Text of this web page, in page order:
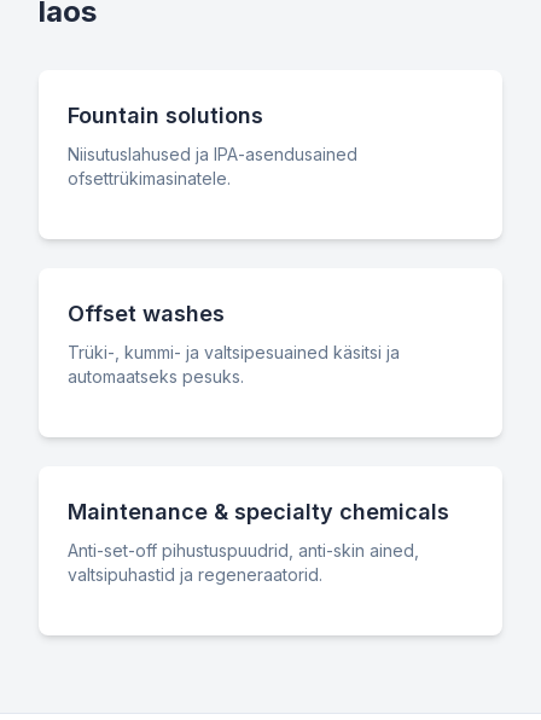
laos
Fountain solutions
Niisutuslahused ja IPA-asendusained
ofsettrükimasinatele.
Offset washes
Trüki-, kummi- ja valtsipesuained käsitsi ja
automaatseks pesuks.
Maintenance & specialty chemicals
Anti-set-off pihustuspuudrid, anti-skin ained,
valtsipuhastid ja regeneraatorid.